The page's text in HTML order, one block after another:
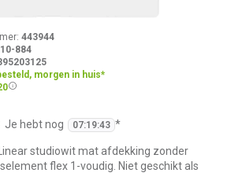
443944
884
morgen in huis*
Je hebt nog 07:19:42 *
studiowit mat afdekking zonder
flex 1-voudig. Niet geschikt als